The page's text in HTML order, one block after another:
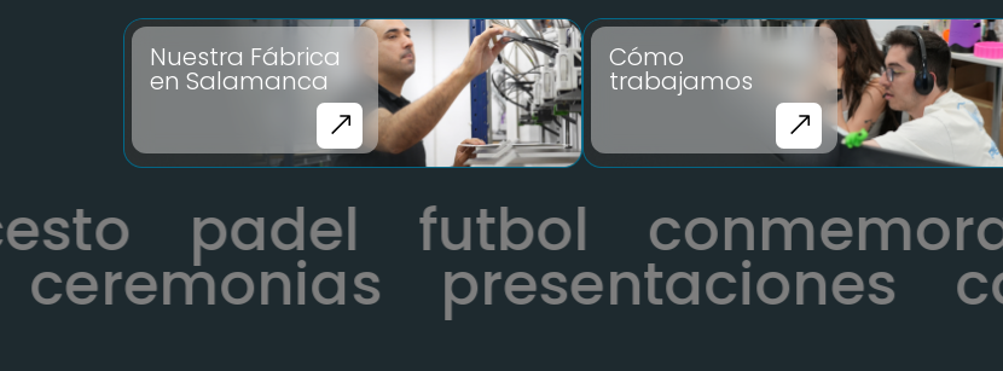
Nuestra Fábrica
en Salamanca
Cómo
trabajamos
padel futbol
presentaciones